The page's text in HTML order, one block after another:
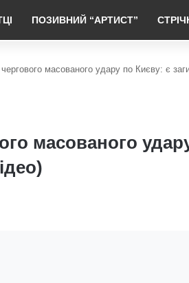
ПОЗИВНИЙ “АРТИСТ”
масованого удару по Києву: є
масованого